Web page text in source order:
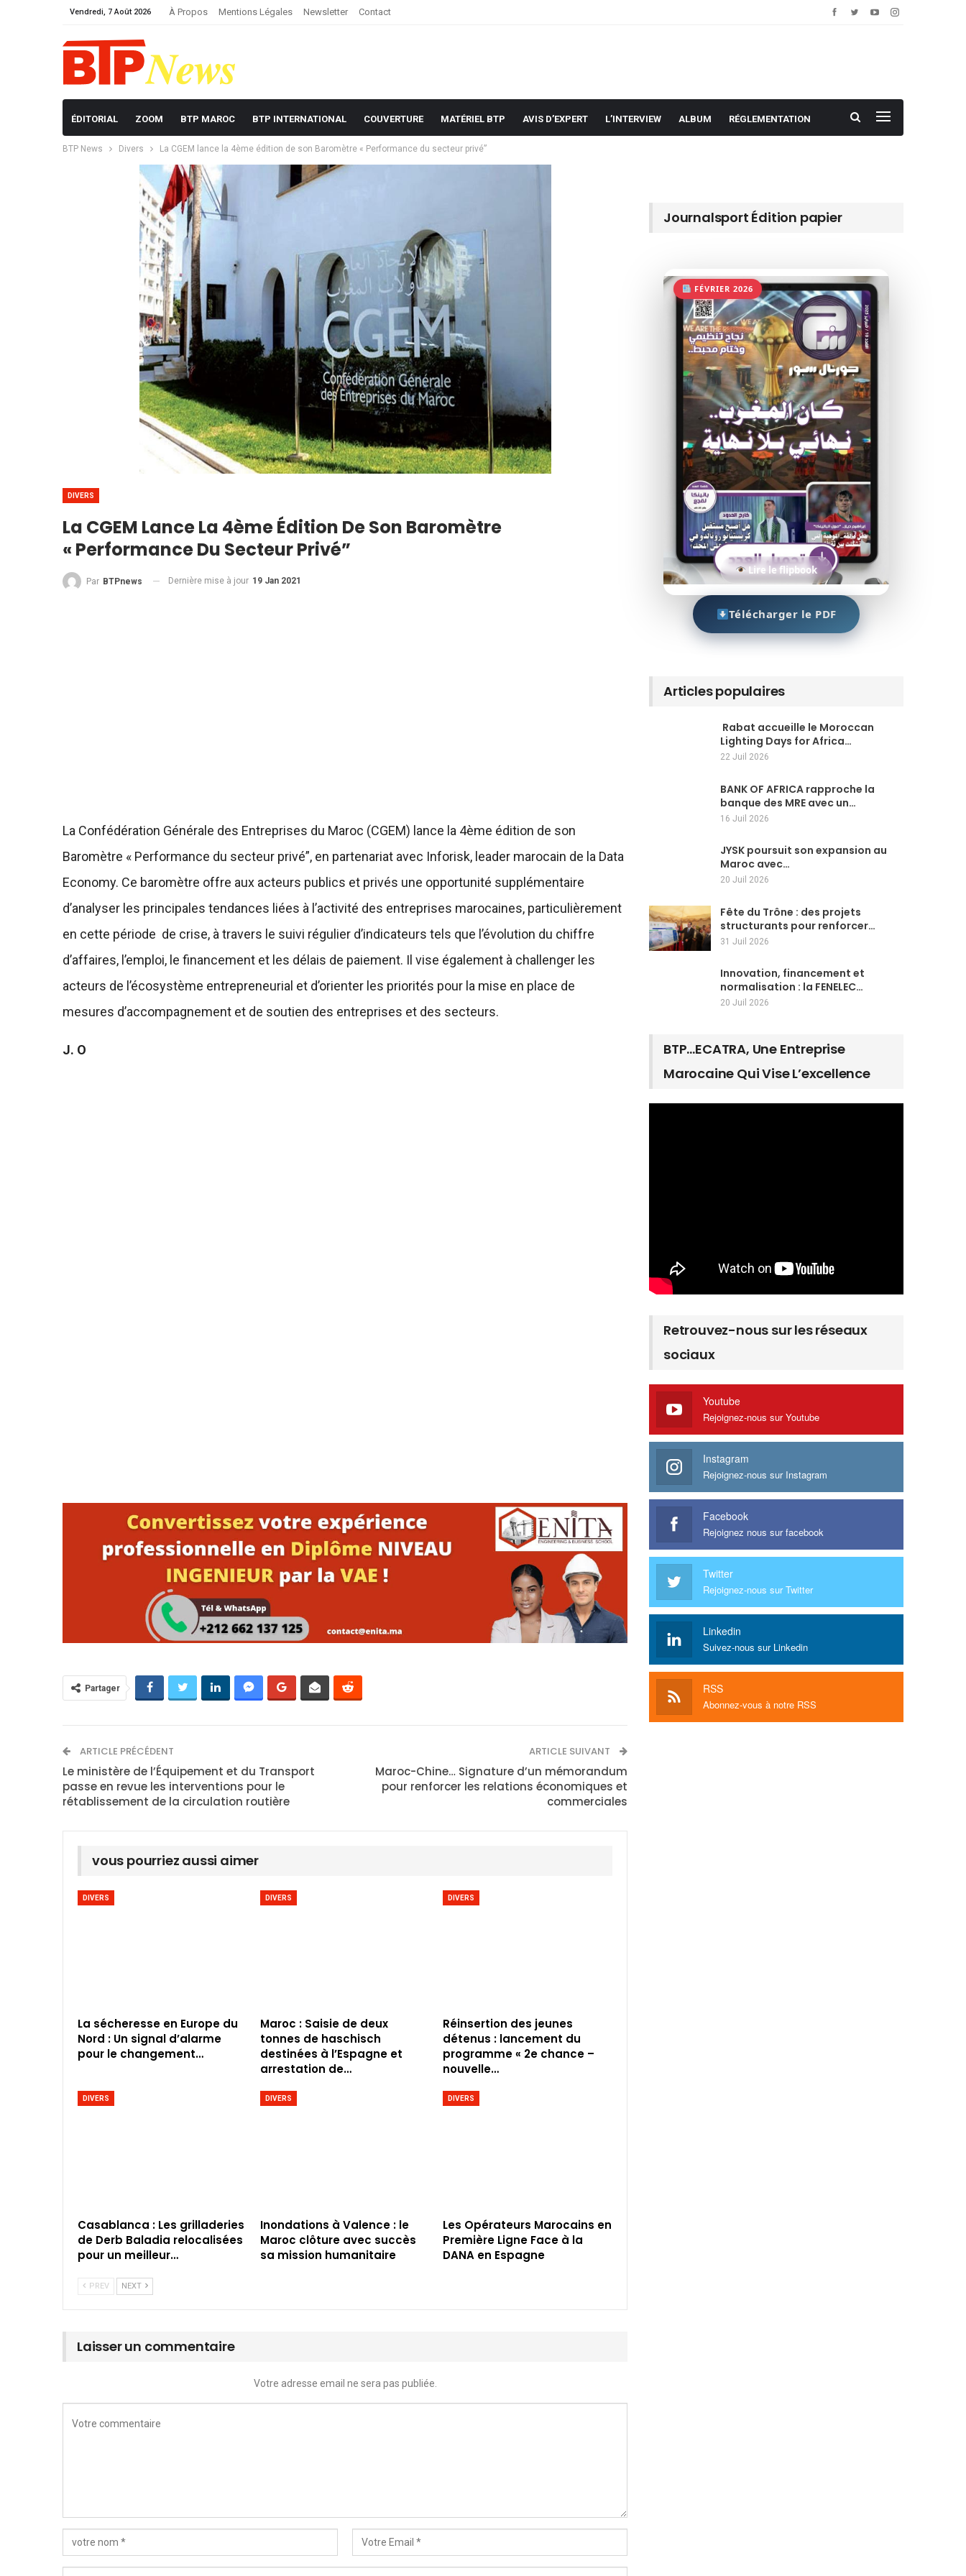
Vendredi, 7 Août 2026 À Propos Mentions Légales Newsletter Contact
ÉDITORIAL ZOOM BTP MAROC BTP INTERNATIONAL COUVERTURE MATÉRIEL BTP AVIS D’EXPERT L’INTERVIEW ALBUM RÉGLEMENTATION
BTP News Divers La CGEM lance la 4ème édition de son Baromètre « Performance du secteur privé”
DIVERS
La CGEM Lance La 4ème Édition De Son Baromètre
« Performance Du Secteur Privé”
Par BTPnews Dernière mise à jour 19 Jan 2021
La Confédération Générale des Entreprises du Maroc (CGEM) lance la 4ème édition de son
Baromètre « Performance du secteur privé”, en partenariat avec Inforisk, leader marocain de la Data
Economy. Ce baromètre offre aux acteurs publics et privés une opportunité supplémentaire
d’analyser les principales tendances liées à l’activité des entreprises marocaines, particulièrement
en cette période de crise, à travers le suivi régulier d’indicateurs tels que l’évolution du chiffre
d’affaires, l’emploi, le financement et les délais de paiement. Il vise également à challenger les
acteurs de l’écosystème entrepreneurial et d’orienter les priorités pour la mise en place de
mesures d’accompagnement et de soutien des entreprises et des secteurs.
J. O
Partager
ARTICLE PRÉCÉDENT
Le ministère de l’Équipement et du Transport
passe en revue les interventions pour le
rétablissement de la circulation routière
ARTICLE SUIVANT
Maroc-Chine… Signature d’un mémorandum
pour renforcer les relations économiques et
commerciales
vous pourriez aussi aimer
DIVERS
La sécheresse en Europe du
Nord : Un signal d’alarme
pour le changement…
DIVERS
Maroc : Saisie de deux
tonnes de haschisch
destinées à l’Espagne et
arrestation de…
DIVERS
Réinsertion des jeunes
détenus : lancement du
programme « 2e chance –
nouvelle…
DIVERS
Casablanca : Les grilladeries
de Derb Baladia relocalisées
pour un meilleur…
DIVERS
Inondations à Valence : le
Maroc clôture avec succès
sa mission humanitaire
DIVERS
Les Opérateurs Marocains en
Première Ligne Face à la
DANA en Espagne
PREV NEXT
Laisser un commentaire
Votre adresse email ne sera pas publiée.
Journalsport Édition papier
FÉVRIER 2026
Lire le flipbook
Télécharger le PDF
Articles populaires
Rabat accueille le Moroccan
Lighting Days for Africa…
22 Juil 2026
BANK OF AFRICA rapproche la
banque des MRE avec un…
16 Juil 2026
JYSK poursuit son expansion au
Maroc avec…
20 Juil 2026
Fête du Trône : des projets
structurants pour renforcer…
31 Juil 2026
Innovation, financement et
normalisation : la FENELEC…
20 Juil 2026
BTP…ECATRA, Une Entreprise
Marocaine Qui Vise L’excellence
Retrouvez-nous sur les réseaux
sociaux
Youtube
Rejoignez-nous sur Youtube
Instagram
Rejoignez-nous sur Instagram
Facebook
Rejoignez nous sur facebook
Twitter
Rejoignez-nous sur Twitter
Linkedin
Suivez-nous sur Linkedin
RSS
Abonnez-vous à notre RSS